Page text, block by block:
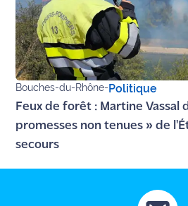
Devenir
annonceur
Recrutement
Mention
légales
Conditions
d'utilisation du
Bouches-du-Rhône-Politique
Feux de forêt : Martine Vassal
promesses non tenues » de
secours